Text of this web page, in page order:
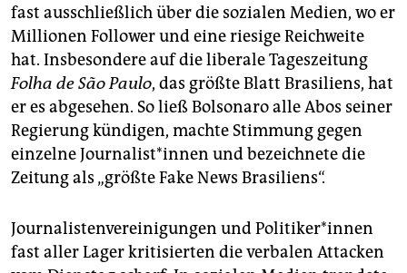
fast ausschließlich über die sozialen Medien, wo er
Millionen Follower und eine riesige Reichweite
hat. Insbesondere auf die liberale Tageszeitung
Folha de São Paulo, das größte Blatt Brasiliens, hat
er es abgesehen. So ließ Bolsonaro alle Abos seiner
Regierung kündigen, machte Stimmung gegen
einzelne Journalist*innen und bezeichnete die
Zeitung als „größte Fake News Brasiliens“.
Journalistenvereinigungen und Politiker*innen
fast aller Lager kritisierten die verbalen Attacken